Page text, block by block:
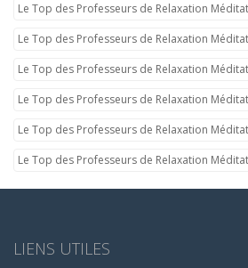
Le Top des Professeurs de Relaxation
Le Top des Professeurs de Relaxation
Le Top des Professeurs de Relaxation
Le Top des Professeurs de Relaxation
Le Top des Professeurs de Relaxation
Le Top des Professeurs de Relaxation
LIENS UTILES